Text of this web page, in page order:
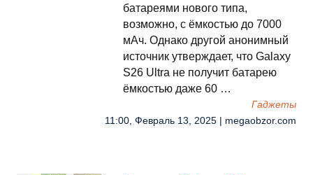
батареями нового типа,
возможно, с ёмкостью до 7000
мАч. Однако другой анонимный
источник утверждает, что Galaxy
S26 Ultra не получит батарею
ёмкостью даже 60 …
Гаджеты
11:00, Февраль 13, 2025 | megaobzor.com